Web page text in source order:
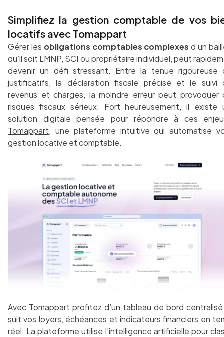
Simplifiez la gestion comptable de vos
locatifs avec Tomappart
Gérer les obligations comptables complexes d’un
qu’il soit LMNP, SCI ou propriétaire individuel, peut
devenir un défi stressant. Entre la tenue rigoureuse
justificatifs, la déclaration fiscale précise et le suivi
revenus et charges, la moindre erreur peut provoquer
risques fiscaux sérieux. Fort heureusement, il existe
solution digitale pensée pour répondre à ces
Tomappart, une plateforme intuitive qui automatise
gestion locative et comptable.
Avec Tomappart profitez d’un tableau de bord
suit vos loyers, échéances et indicateurs financiers en
réel. La plateforme utilise l’intelligence artificielle pour